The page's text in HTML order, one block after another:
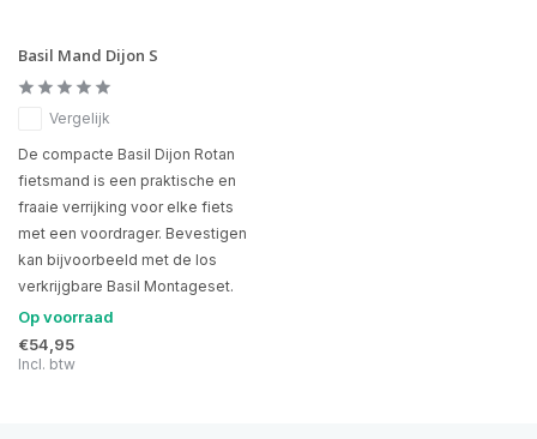
Basil Mand Dijon S
Vergelijk
De compacte Basil Dijon Rotan
fietsmand is een praktische en
fraaie verrijking voor elke fiets
met een voordrager. Bevestigen
kan bijvoorbeeld met de los
verkrijgbare Basil Montageset.
Op voorraad
€54,95
Incl. btw